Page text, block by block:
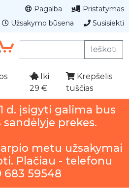
Pagalba
Pristatymas
Užsakymo būsena
Susisiekti
Ieškoti
Iki
29 €
Krepšelis
tuščias
d. įsigyti galima bus
prekes.
metu užsakymai
Plačiau - telefonu
683 59548